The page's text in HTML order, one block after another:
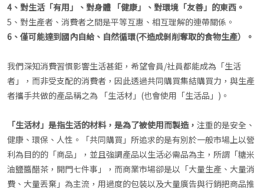
4、對生活「有用」、對身體 「健康」、對環境「友善」的東西。
5、對生產者、消費者之間是平等互惠、相互理解的連帶關係。
6、僅可能達到國內自給、自然循環(不造成剝削奪取的食物生產）。
我們深知消費習慣影響生活甚鉅，希望會員/社員都能成為「生活
者」，而非受支配的消費者，因此透過共同購買集結購買力，與生產
者攜手共做的產品稱之為 「生活材」(也會使用「生活品」)。
「生活材」是指生活的材料，是為了被使用而製造， 注重的是安全、
健康、環保、人性。「共同購買」所追求的是有別於一般市場上以營
利為目的的「商品」，並且強調產品以生活必需品為主，所謂「糖米
油鹽醬醋茶，開門七件事」，而商業市場卻是以「大量生產、大量消
費、大量丟棄」為主流，用過度的包裝以及大量廣告與行銷把商品推